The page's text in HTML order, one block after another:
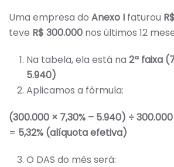
Uma empresa do Anexo I faturou
teve R$ 300.000 nos últimos 12
Na tabela, ela está na 2ª faixa
5.940)
Aplicamos a fórmula:
(300.000 × 7,30% – 5.940) ÷ 300.000
= 5,32% (alíquota efetiva)
O DAS do mês será: